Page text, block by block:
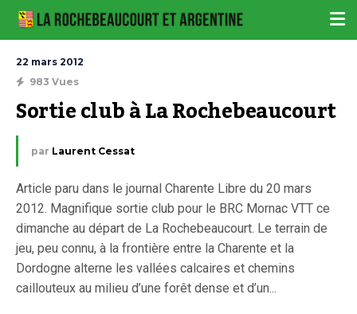
22 mars 2012
983 Vues
Sortie club à La Rochebeaucourt
par Laurent Cessat
Article paru dans le journal Charente Libre du 20 mars
2012. Magnifique sortie club pour le BRC Mornac VTT ce
dimanche au départ de La Rochebeaucourt. Le terrain de
jeu, peu connu, à la frontière entre la Charente et la
Dordogne alterne les vallées calcaires et chemins
caillouteux au milieu d’une forêt dense et d’un...